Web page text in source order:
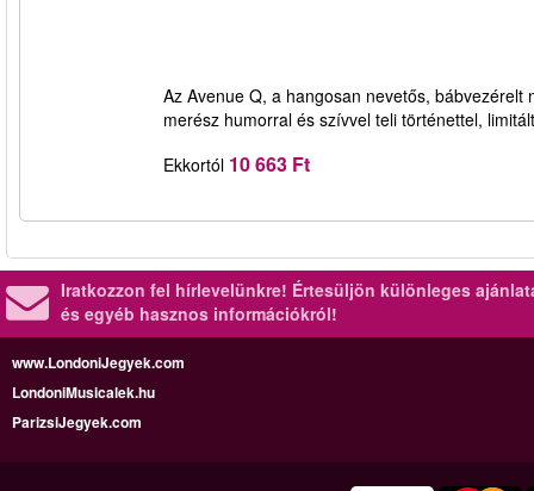
Az Avenue Q, a hangosan nevetős,
merész humorral és szívvel teli történettel,
Ekkortól 10 663 Ft
Iratkozzon fel hírlevelünkre! Értesüljön különleges
és egyéb hasznos információkról!
www.LondoniJegyek.com
LondoniMusicalek.hu
ParizsiJegyek.com